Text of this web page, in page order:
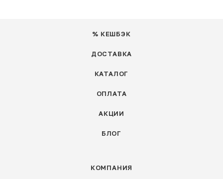
% КЕШБЭК
ДОСТАВКА
КАТАЛОГ
ОПЛАТА
АКЦИИ
БЛОГ
КОМПАНИЯ